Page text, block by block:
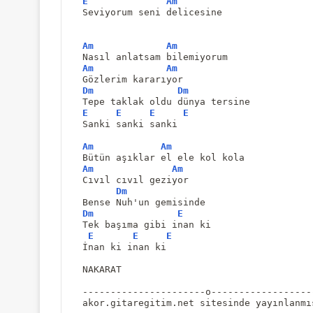
Seviyorum seni delicesine
Am
Am
Nasıl anlatsam bilemiyorum
Am
Am
Gözlerim kararıyor
Dm
Dm
Tepe taklak oldu dünya tersine
E
E E
E
Sanki sanki sanki
Am
Am
Bütün aşıklar el ele kol kola
Am
Am
Cıvıl cıvıl geziyor
Dm
Bense Nuh'un gemisinde
Dm
E
Tek başıma gibi inan ki
E
E
E
İnan ki inan ki
NAKARAT
----------------------
akor.gitaregitim.net sitesinde